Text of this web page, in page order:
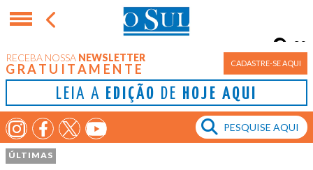
RECEBA NOSSA NEWSLETTER
GRATUITAMENTE CADASTRE-SE AQUI
LEIA A EDIÇÃO DE HOJE AQUI
Porto Alegre
9°
ÚLTIMAS